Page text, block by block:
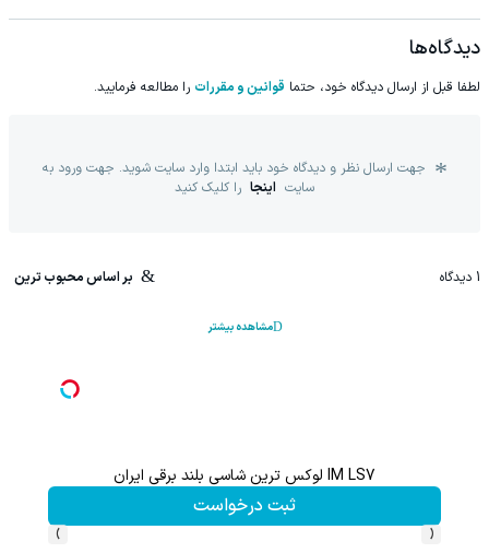
دیدگاه‌ها
لطفا قبل از ارسال دیدگاه خود، حتما قوانین و مقررات را مطالعه فرمایید.
جهت ارسال نظر و دیدگاه خود باید ابتدا وارد سایت شوید. جهت ورود به
سایت اینجا را کلیک کنید
1 دیدگاه بر اساس محبوب ترین
مشاهده بیشتر
IM LS7 لوکس ترین شاسی بلند برقی ایران
ثبت درخواست
‹
›